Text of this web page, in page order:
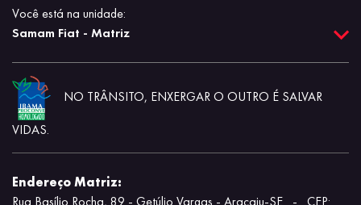
Você está na unidade:
Samam Fiat - Matriz
NO TRÂNSITO, ENXERGAR O OUTRO É SALVAR
VIDAS.
Endereço Matriz:
Rua Basílio Rocha, 89 - Getúlio Vargas - Aracaju-SE
- CEP: